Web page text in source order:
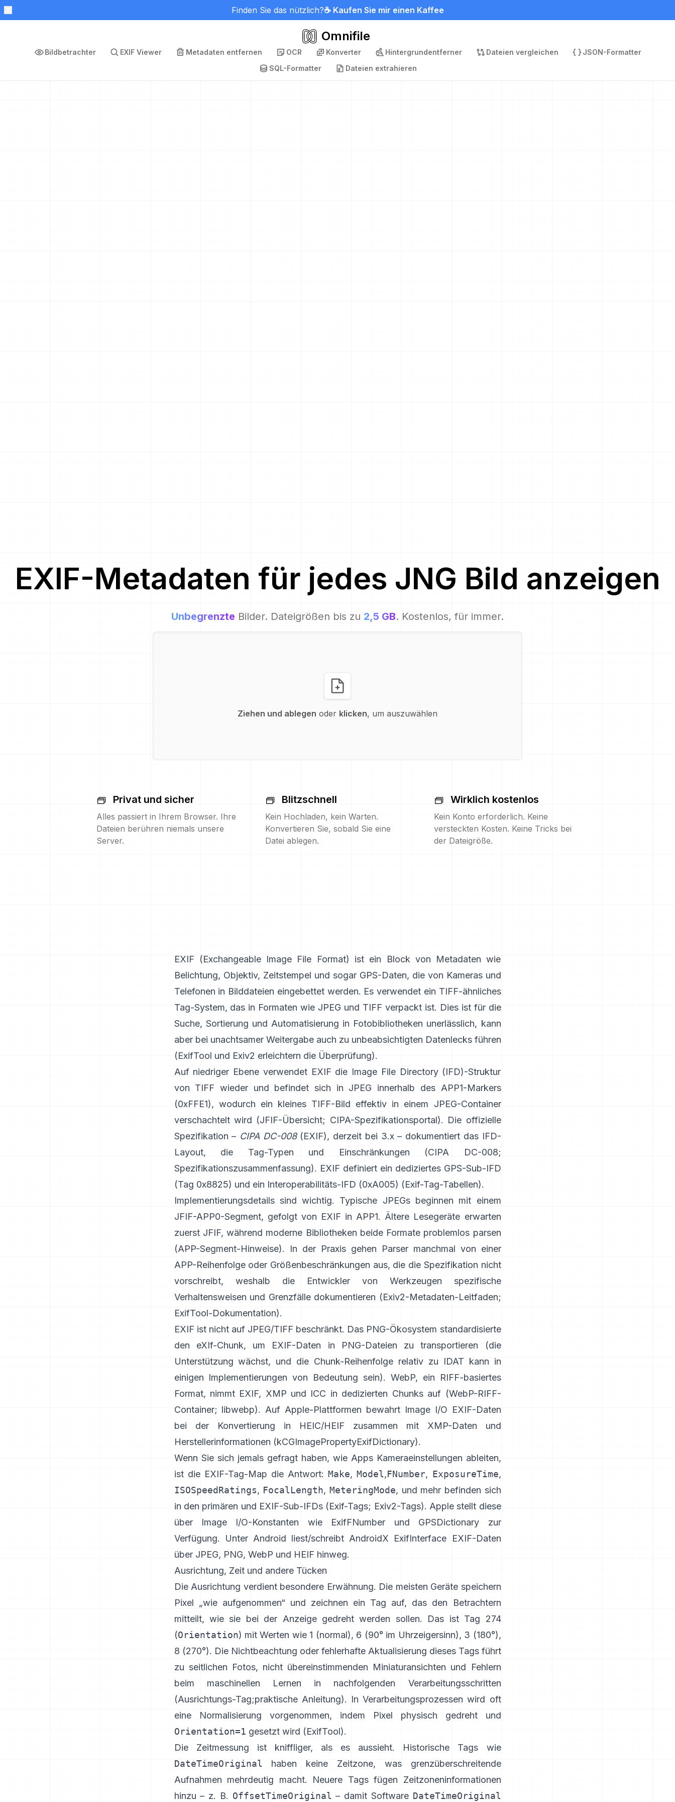
Finden Sie das nützlich?☕ Kaufen Sie mir einen Kaffee
Omnifile
Bildbetrachter EXIF Viewer Metadaten entfernen OCR Konverter Hintergrundentferner Dateien vergleichen
JSON-Formatter
SQL-Formatter
Dateien extrahieren
EXIF-Metadaten für jedes JNG Bild anzeigen
Unbegrenzte Bilder. Dateigrößen bis zu 2,5 GB. Kostenlos, für immer.
Ziehen und ablegen oder klicken, um auszuwählen
Privat und sicher
Alles passiert in Ihrem Browser. Ihre
Dateien berühren niemals unsere
Server.
Blitzschnell
Kein Hochladen, kein Warten.
Konvertieren Sie, sobald Sie eine
Datei ablegen.
Wirklich kostenlos
Kein Konto erforderlich. Keine
versteckten Kosten. Keine Tricks bei
der Dateigröße.
EXIF (Exchangeable Image File Format) ist ein Block von Metadaten wie
Belichtung, Objektiv, Zeitstempel und sogar GPS-Daten, die von Kameras und
Telefonen in Bilddateien eingebettet werden. Es verwendet ein TIFF-ähnliches
Tag-System, das in Formaten wie JPEG und TIFF verpackt ist. Dies ist für die
Suche, Sortierung und Automatisierung in Fotobibliotheken unerlässlich, kann
aber bei unachtsamer Weitergabe auch zu unbeabsichtigten Datenlecks führen
(ExifTool und Exiv2 erleichtern die Überprüfung).
Auf niedriger Ebene verwendet EXIF die Image File Directory (IFD)-Struktur
von TIFF wieder und befindet sich in JPEG innerhalb des APP1-Markers
(0xFFE1), wodurch ein kleines TIFF-Bild effektiv in einem JPEG-Container
verschachtelt wird (JFIF-Übersicht; CIPA-Spezifikationsportal). Die offizielle
Spezifikation – CIPA DC-008(EXIF), derzeit bei 3.x – dokumentiert das IFD-
Layout, die Tag-Typen und Einschränkungen (CIPA DC-008;
Spezifikationszusammenfassung). EXIF definiert ein dediziertes GPS-Sub-IFD
(Tag 0x8825) und ein Interoperabilitäts-IFD (0xA005) (Exif-Tag-Tabellen).
Implementierungsdetails sind wichtig. Typische JPEGs beginnen mit einem
JFIF-APP0-Segment, gefolgt von EXIF in APP1. Ältere Lesegeräte erwarten
zuerst JFIF, während moderne Bibliotheken beide Formate problemlos parsen
(APP-Segment-Hinweise). In der Praxis gehen Parser manchmal von einer
APP-Reihenfolge oder Größenbeschränkungen aus, die die Spezifikation nicht
vorschreibt, weshalb die Entwickler von Werkzeugen spezifische
Verhaltensweisen und Grenzfälle dokumentieren (Exiv2-Metadaten-Leitfaden;
ExifTool-Dokumentation).
EXIF ist nicht auf JPEG/TIFF beschränkt. Das PNG-Ökosystem standardisierte
den eXIf-Chunk, um EXIF-Daten in PNG-Dateien zu transportieren (die
Unterstützung wächst, und die Chunk-Reihenfolge relativ zu IDAT kann in
einigen Implementierungen von Bedeutung sein). WebP, ein RIFF-basiertes
Format, nimmt EXIF, XMP und ICC in dedizierten Chunks auf (WebP-RIFF-
Container; libwebp). Auf Apple-Plattformen bewahrt Image I/O EXIF-Daten
bei der Konvertierung in HEIC/HEIF zusammen mit XMP-Daten und
Herstellerinformationen (kCGImagePropertyExifDictionary).
Wenn Sie sich jemals gefragt haben, wie Apps Kameraeinstellungen ableiten,
ist die EXIF-Tag-Map die Antwort:Make,Model,FNumber, ExposureTime,
ISOSpeedRatings, FocalLength, MeteringMode, und mehr befinden sich
in den primären und EXIF-Sub-IFDs (Exif-Tags; Exiv2-Tags). Apple stellt diese
über Image I/O-Konstanten wie
ExifFNumber und GPSDictionary zur
Verfügung. Unter Android liest/schreibt AndroidX ExifInterface
EXIF-Daten
über JPEG, PNG, WebP und HEIF hinweg.
Ausrichtung, Zeit und andere Tücken
Die Ausrichtung verdient besondere Erwähnung. Die meisten Geräte speichern
Pixel „wie aufgenommen“ und zeichnen ein Tag auf, das den Betrachtern
mitteilt, wie sie bei der Anzeige gedreht werden sollen. Das ist Tag 274
(Orientation) mit Werten wie 1 (normal), 6 (90° im Uhrzeigersinn), 3 (180°),
8 (270°). Die Nichtbeachtung oder fehlerhafte Aktualisierung dieses Tags führt
zu seitlichen Fotos, nicht übereinstimmenden Miniaturansichten und Fehlern
beim maschinellen Lernen in nachfolgenden Verarbeitungsschritten
(Ausrichtungs-Tag;praktische Anleitung). In Verarbeitungsprozessen wird oft
eine Normalisierung vorgenommen, indem Pixel physisch gedreht und
Orientation=1 gesetzt wird (ExifTool).
Die Zeitmessung ist kniffliger, als es aussieht. Historische Tags wie
DateTimeOriginal haben keine Zeitzone, was grenzüberschreitende
Aufnahmen mehrdeutig macht. Neuere Tags fügen Zeitzoneninformationen
hinzu – z. B. OffsetTimeOriginal – damit Software DateTimeOriginal